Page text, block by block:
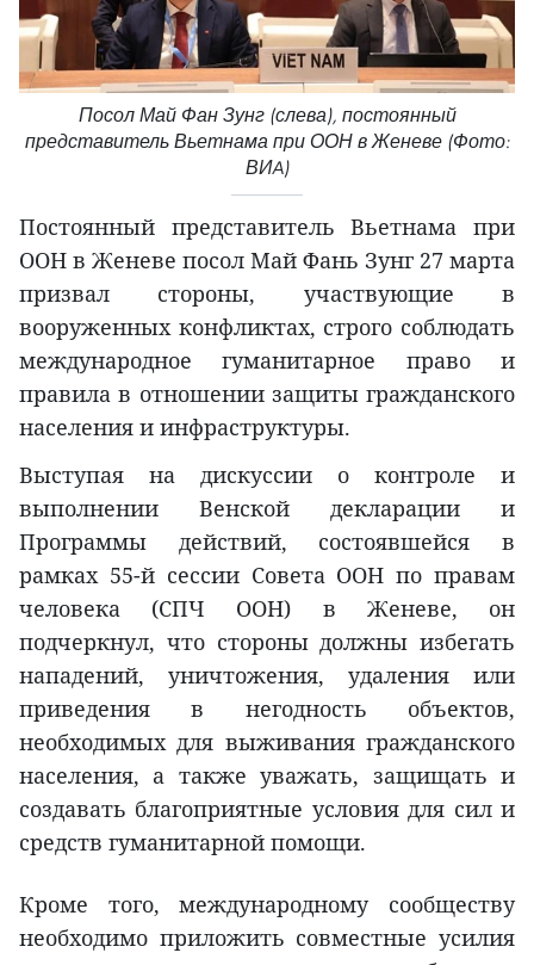
Посол Май Фан Зунг (слева), постоянный
представитель Вьетнама при ООН в Женеве (Фото:
ВИA)
Постоянный представитель Вьетнама при
ООН в Женеве посол Май Фань Зунг 27 марта
призвал стороны, участвующие в
вооруженных конфликтах, строго соблюдать
международное гуманитарное право и
правила в отношении защиты гражданского
населения и инфраструктуры.
Выступая на дискуссии о контроле и
выполнении Венской декларации и
Программы действий, состоявшейся в
рамках 55-й сессии Совета ООН по правам
человека (СПЧ ООН) в Женеве, он
подчеркнул, что стороны должны избегать
нападений, уничтожения, удаления или
приведения в негодность объектов,
необходимых для выживания гражданского
населения, а также уважать, защищать и
создавать благоприятные условия для сил и
средств гуманитарной помощи.
Кроме того, международному сообществу
необходимо приложить совместные усилия